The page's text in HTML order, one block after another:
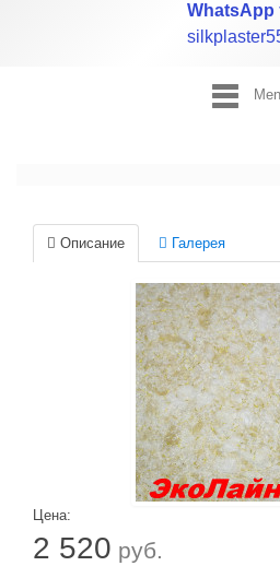
WhatsApp
Описание Галерея
Цена:
2 520 руб.